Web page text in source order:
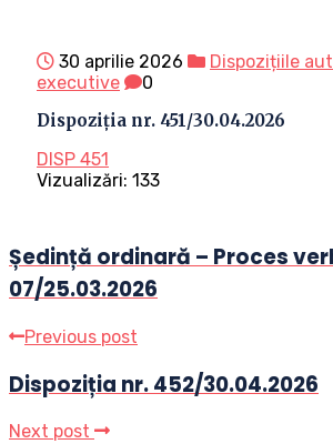
30 aprilie 2026
Dispozițiile
executive
0
Dispoziția nr. 451/30.04.2026
DISP 451
Vizualizări: 133
Ședință ordinară – Proces
07/25.03.2026
Previous post
Dispoziția nr. 452/30.04.2026
Next post